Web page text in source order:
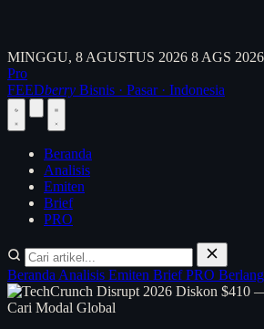
MINGGU, 8 AGUSTUS 2026 8 AGS 2026
Pro
FEEDberry Bisnis · Pasar · Indonesia
Beranda
Analisis
Emiten
Brief
PRO
Beranda Analisis Emiten BriefPRO